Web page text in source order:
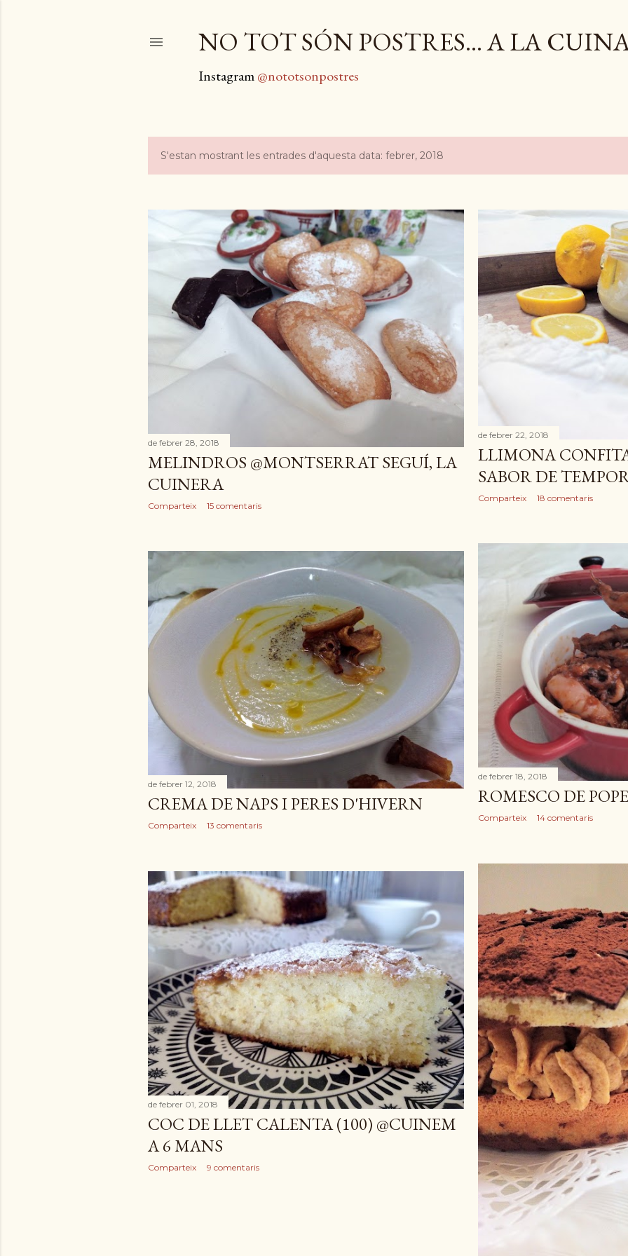
NO TOT SÓN POSTRES... A LA
Instagram@nototsonpostres
E
t
r
a
e
s
S'estan mostrant les entrades d'aquesta data: febrer, 2018
de febrer 28, 2018
MELINDROS @MONTSERRAT SEGUÍ, LA
CUINERA
Comparteix 15 comentaris
de febrer 22, 2018
LLIMONA
SABOR DE
Comparteix 18 comentaris
de febrer 18, 2018
ROMESCO DE
Comparteix 14 comentaris
de febrer 12, 2018
CREMA DE NAPS I PERES D'HIVERN
Comparteix 13 comentaris
de febrer 01, 2018
COC DE LLET CALENTA (100) @CUINEM
A 6 MANS
Comparteix 9 comentaris